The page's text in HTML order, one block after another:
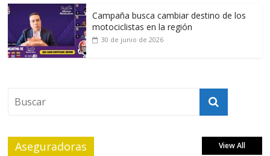
Campaña busca cambiar destino de los
motociclistas en la región
30 de junio de 2026
Aseguradoras View All